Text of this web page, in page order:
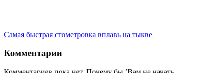
Самая быстрая стометровка вплавь на тыкве
Комментарии